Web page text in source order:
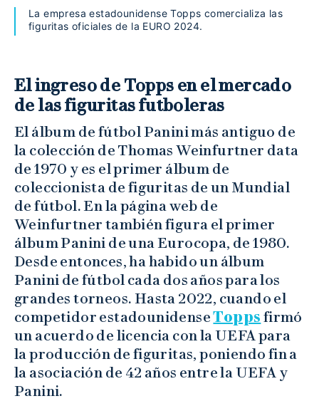
La empresa estadounidense Topps comercializa las
figuritas oficiales de la EURO 2024.
El ingreso de Topps en el mercado
de las figuritas futboleras
El álbum de fútbol Panini más antiguo de
la colección de Thomas Weinfurtner data
de 1970 y es el primer álbum de
coleccionista de figuritas de un Mundial
de fútbol. En la página web de
Weinfurtner también figura el primer
álbum Panini de una Eurocopa, de 1980.
Desde entonces, ha habido un álbum
Panini de fútbol cada dos años para los
grandes torneos. Hasta 2022, cuando el
competidor estadounidenseTopps firmó
un acuerdo de licencia con la UEFA para
la producción de figuritas, poniendo fin a
la asociación de 42 años entre la UEFA y
Panini.